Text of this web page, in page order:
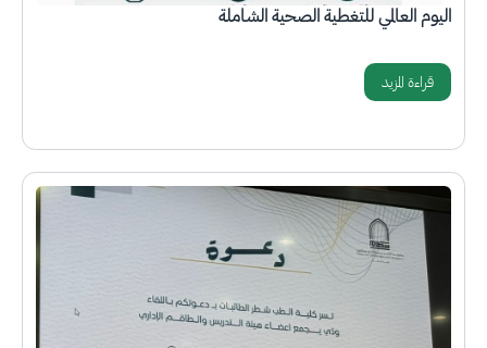
اليوم العالمي للتغطية الصحية الشاملة
قراءة المزيد
الصورة